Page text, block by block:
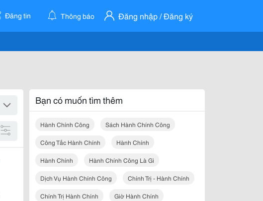
Đăng tin Thông báo Đăng nhập / Đăng ký
Bạn có muốn tìm thêm
Hành Chính Công Sách Hành Chính Công
Công Tắc Hành Chính Hành Chính
Hành Chính Hành Chính Công Là Gì
Dịch Vụ Hành Chính Công Chính Trị - Hành Chính
Chính Trị Hành Chính Giờ Hành Chính